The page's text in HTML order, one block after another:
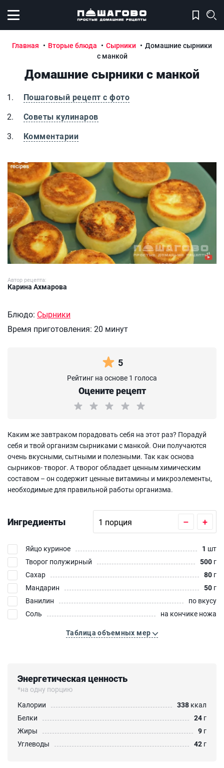
Открыть меню
Главная Вторые блюда Сырники
Домашние сырники
с манкой
Домашние сырники с манкой
Пошаговый рецепт с фото
Советы кулинаров
Комментарии
Домашние сырники с манкой
Автор рецепта:
Карина Ахмарова
Блюдо: Сырники
Время приготовления: 20 минут
5
Рейтинг на основе 1 голоса
Оцените рецепт
Каким же завтраком порадовать себя на этот раз? Порадуй
себя и твой организм сырниками с манкой. Они получаются
очень вкусными, сытными и полезными. Так как основа
сырников- творог. А творог обладает ценным химическим
составом – он содержит ценные витамины и микроэлементы,
необходимые для правильной работы организма.
Ингредиенты – +
Яйцо куриное 1 шт
Творог полужирный
500 г
Сахар
80 г
Мандарин
50 г
Ванилин
по вкусу
Соль
на кончике ножа
Таблица объемных мер
Энергетическая ценность
*на одну порцию
Калории
338 ккал
Белки
24 г
Жиры
9 г
Углеводы
42 г